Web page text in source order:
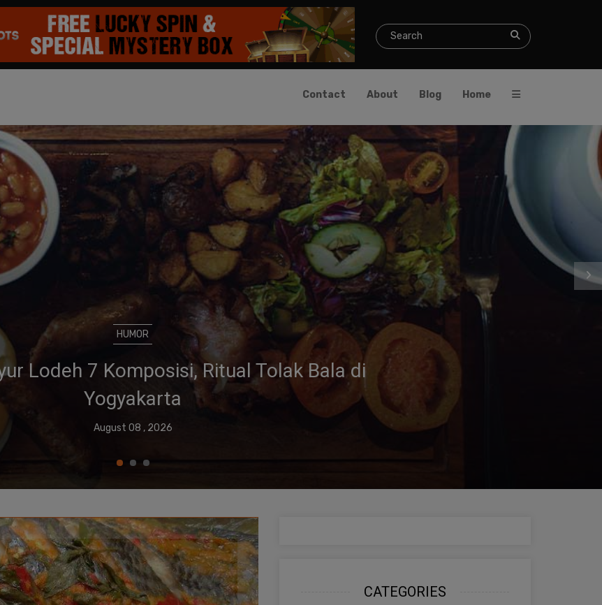
Home
Blog
About
Contact
HOROSCOPE
yang Laris Manis di 2023, Cocok Jadi Ide
Bisnis!
August 08 , 2026
CATEGORIES